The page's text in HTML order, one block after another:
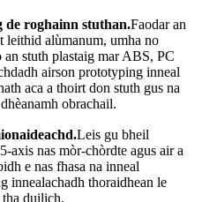
de roghainn stuthan.Faodar an
leithid alùmanum, umha no
stuth plastaig mar ABS, PC
airson prototyping inneal
aca a thoirt don stuth gus na
obrachail.
Leis gu bheil
axis nas mòr-chòrdte agus air a
e nas fhasa na inneal
innealachadh thoraidhean le
tha duilich.